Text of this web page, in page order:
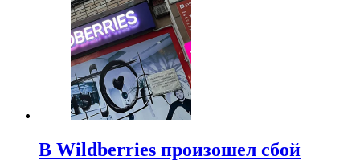
В Wildberries произошел сбой